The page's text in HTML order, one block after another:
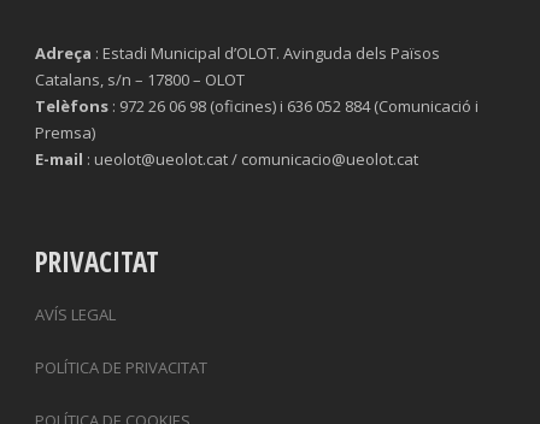
Adreça : Estadi Municipal d’OLOT. Avinguda dels Països
Catalans, s/n – 17800 – OLOT
Telèfons : 972 26 06 98 (oficines) i 636 052 884 (Comunicació i
Premsa)
E-mail : ueolot@ueolot.cat / comunicacio@ueolot.cat
PRIVACITAT
AVÍS LEGAL
POLÍTICA DE PRIVACITAT